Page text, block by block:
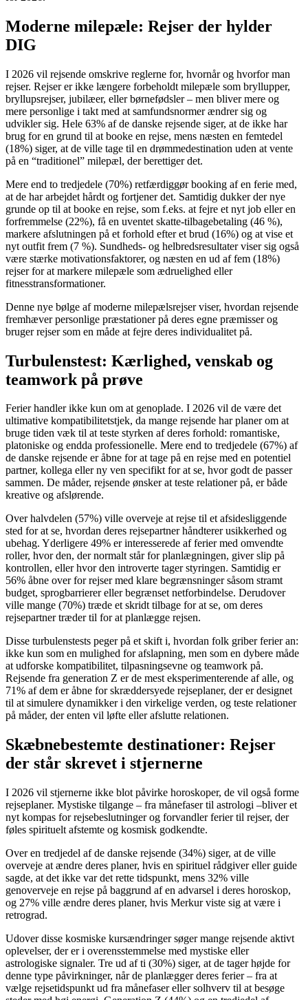
Moderne milepæle: Rejser der hylder
DIG
I 2026 vil rejsende omskrive reglerne for, hvornår og hvorfor man
rejser. Rejser er ikke længere forbeholdt milepæle som bryllupper,
bryllupsrejser, jubilæer, eller børnefødsler – men bliver mere og
mere personlige i takt med at samfundsnormer ændrer sig og
udvikler sig. Hele 63% af de danske rejsende siger, at de ikke har
brug for en grund til at booke en rejse, mens næsten en femtedel
(18%) siger, at de ville tage til en drømmedestination uden at vente
på en “traditionel” milepæl, der berettiger det.
Mere end to tredjedele (70%) retfærdiggør booking af en ferie med,
at de har arbejdet hårdt og fortjener det. Samtidig dukker der nye
grunde op til at booke en rejse, som f.eks. at fejre et nyt job eller en
forfremmelse (22%), få en uventet skatte-tilbagebetaling (46 %),
markere afslutningen på et forhold efter et brud (16%) og at vise et
nyt outfit frem (7 %). Sundheds- og helbredsresultater viser sig også
være stærke motivationsfaktorer, og næsten en ud af fem (18%)
rejser for at markere milepæle som ædruelighed eller
fitnesstransformationer.
Denne nye bølge af moderne milepælsrejser viser, hvordan rejsende
fremhæver personlige præstationer på deres egne præmisser og
bruger rejser som en måde at fejre deres individualitet på.
Turbulenstest: Kærlighed, venskab og
teamwork på prøve
Ferier handler ikke kun om at genoplade. I 2026 vil de være det
ultimative kompatibilitetstjek, da mange rejsende har planer om at
bruge tiden væk til at teste styrken af deres forhold: romantiske,
platoniske og endda professionelle. Mere end to tredjedele (67%) af
de danske rejsende er åbne for at tage på en rejse med en potentiel
partner, kollega eller ny ven specifikt for at se, hvor godt de passer
sammen. De måder, rejsende ønsker at teste relationer på, er både
kreative og afslørende.
Over halvdelen (57%) ville overveje at rejse til et afsidesliggende
sted for at se, hvordan deres rejsepartner håndterer usikkerhed og
ubehag. Yderligere 49% er interesserede af ferier med omvendte
roller, hvor den, der normalt står for planlægningen, giver slip på
kontrollen, eller hvor den introverte tager styringen. Samtidig er
56% åbne over for rejser med klare begrænsninger såsom stramt
budget, sprogbarrierer eller begrænset netforbindelse. Derudover
ville mange (70%) træde et skridt tilbage for at se, om deres
rejsepartner træder til for at planlægge rejsen.
Disse turbulenstests peger på et skift i, hvordan folk griber ferier an:
ikke kun som en mulighed for afslapning, men som en dybere måde
at udforske kompatibilitet, tilpasningsevne og teamwork på.
Rejsende fra generation Z er de mest eksperimenterende af alle, og
71% af dem er åbne for skræddersyede rejseplaner, der er designet
til at simulere dynamikker i den virkelige verden, og teste relationer
på måder, der enten vil løfte eller afslutte relationen.
Skæbnebestemte destinationer: Rejser
der står skrevet i stjernerne
I 2026 vil stjernerne ikke blot påvirke horoskoper, de vil også forme
rejseplaner. Mystiske tilgange – fra månefaser til astrologi –bliver et
nyt kompas for rejsebeslutninger og forvandler ferier til rejser, der
føles spirituelt afstemte og kosmisk godkendte.
Over en tredjedel af de danske rejsende (34%) siger, at de ville
overveje at ændre deres planer, hvis en spirituel rådgiver eller guide
sagde, at det ikke var det rette tidspunkt, mens 32% ville
genoverveje en rejse på baggrund af en advarsel i deres horoskop,
og 27% ville ændre deres planer, hvis Merkur viste sig at være i
retrograd.
Udover disse kosmiske kursændringer søger mange rejsende aktivt
oplevelser, der er i overensstemmelse med mystiske eller
astrologiske signaler. Tre ud af ti (30%) siger, at de tager højde for
denne type påvirkninger, når de planlægger deres ferier – fra at
vælge rejsetidspunkt ud fra månefaser eller solhverv til at besøge